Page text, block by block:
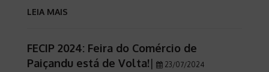
LEIA MAIS
FECIP 2024: Feira do Comércio de
Paiçandu está de Volta!| 23/07/2024